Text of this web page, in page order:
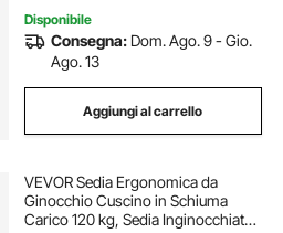
Disponibile
Consegna: Dom. Ago. 9 - Gio.
Ago. 13
Aggiungi al carrello
VEVOR Sedia Ergonomica da
Ginocchio Cuscino in Schiuma
Carico 120 kg, Sedia Inginocchiata